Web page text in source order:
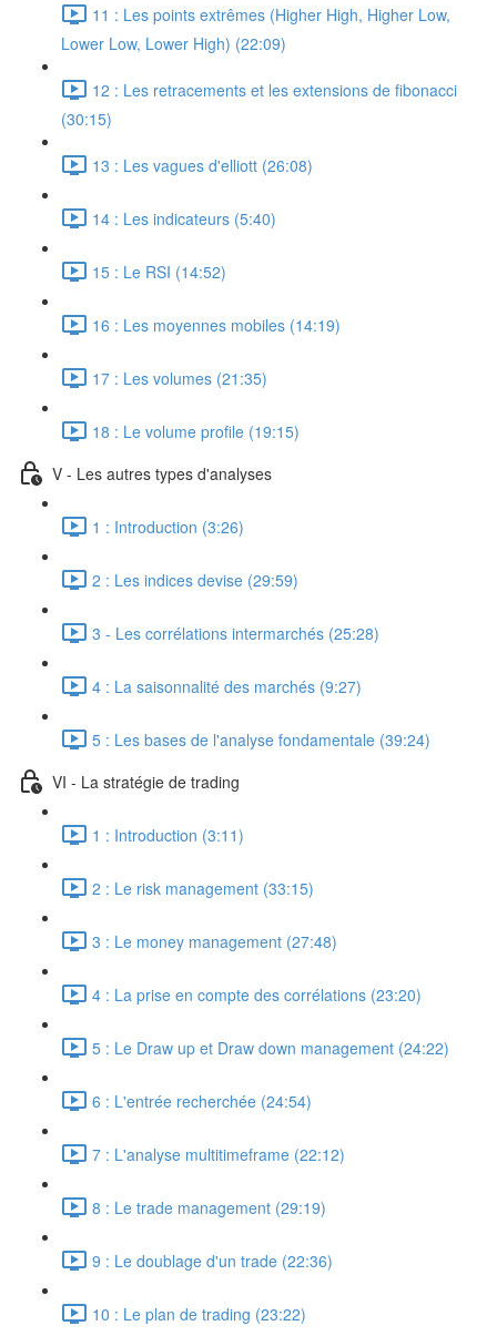
11 : Les points extrêmes (Higher High, Higher Low,
Lower Low, Lower High) (22:09)
12 : Les retracements et les extensions de fibonacci
(30:15)
13 : Les vagues d'elliott (26:08)
14 : Les indicateurs (5:40)
15 : Le RSI (14:52)
16 : Les moyennes mobiles (14:19)
17 : Les volumes (21:35)
18 : Le volume profile (19:15)
V - Les autres types d'analyses
1 : Introduction (3:26)
2 : Les indices devise (29:59)
3 - Les corrélations intermarchés (25:28)
4 : La saisonnalité des marchés (9:27)
5 : Les bases de l'analyse fondamentale (39:24)
VI - La stratégie de trading
1 : Introduction (3:11)
2 : Le risk management (33:15)
3 : Le money management (27:48)
4 : La prise en compte des corrélations (23:20)
5 : Le Draw up et Draw down management (24:22)
6 : L'entrée recherchée (24:54)
7 : L'analyse multitimeframe (22:12)
8 : Le trade management (29:19)
9 : Le doublage d'un trade (22:36)
10 : Le plan de trading (23:22)